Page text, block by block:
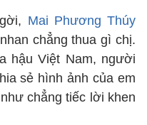
Mai Phương Thúy
chẳng thua gì chị.
hậu Việt Nam, người
sẻ hình ảnh của em
chẳng tiếc lời khen